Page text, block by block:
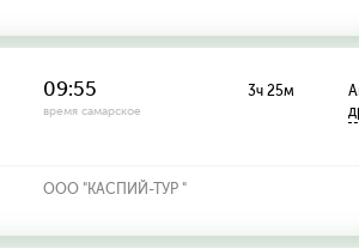
09:55
время самарское
3ч 25м
ООО "КАСПИЙ-ТУР "